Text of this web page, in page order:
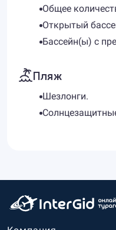
Общее
Открытый
Бассейн(ы) с
Пляж
Шезлонги.